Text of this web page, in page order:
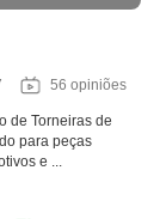
56 opiniões
de Torneiras de
para peças
e ...